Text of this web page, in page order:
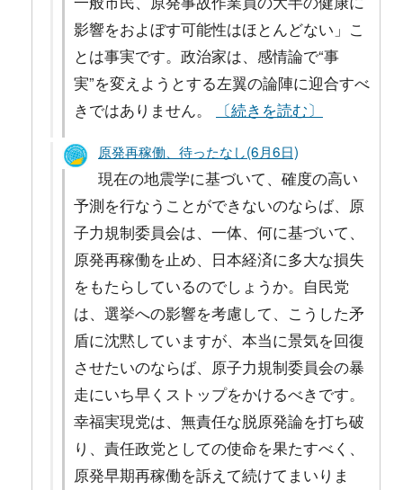
影響をおよぼす可能性はほとんどない」こ
とは事実です。政治家は、感情論で“事
実”を変えようとする左翼の論陣に迎合すべ
きではありません。
〔続きを読む〕
原発再稼働、待ったなし(6月6日)
現在の地震学に基づいて、確度の高い
予測を行なうことができないのならば、原
子力規制委員会は、一体、何に基づいて、
原発再稼働を止め、日本経済に多大な損失
をもたらしているのでしょうか。自民党
は、選挙への影響を考慮して、こうした矛
盾に沈黙していますが、本当に景気を回復
させたいのならば、原子力規制委員会の暴
走にいち早くストップをかけるべきです。
幸福実現党は、無責任な脱原発論を打ち破
り、責任政党としての使命を果たすべく、
原発早期再稼働を訴えて続けてまいりま